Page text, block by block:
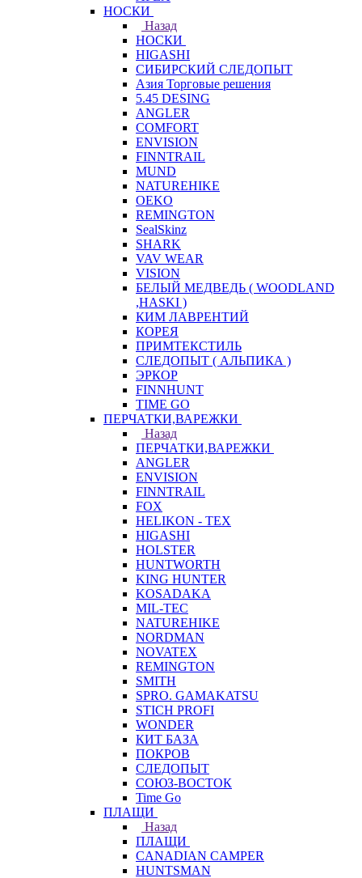
НОСКИ
Назад
НОСКИ
HIGASHI
СИБИРСКИЙ СЛЕДОПЫТ
Азия Торговые решения
5.45 DESING
ANGLER
COMFORT
ENVISION
FINNTRAIL
MUND
NATUREHIKE
OEKO
REMINGTON
SealSkinz
SHARK
VAV WEAR
VISION
БЕЛЫЙ МЕДВЕДЬ ( WOODLAND
,HASKI )
КИМ ЛАВРЕНТИЙ
КОРЕЯ
ПРИМТЕКСТИЛЬ
СЛЕДОПЫТ ( АЛЬПИКА )
ЭРКОР
FINNHUNT
TIME GO
ПЕРЧАТКИ,ВАРЕЖКИ
Назад
ПЕРЧАТКИ,ВАРЕЖКИ
ANGLER
ENVISION
FINNTRAIL
FOX
HELIKON - TEX
HIGASHI
HOLSTER
HUNTWORTH
KING HUNTER
KOSADAKA
MIL-TEC
NATUREHIKE
NORDMAN
NOVATEX
REMINGTON
SMITH
SPRO. GAMAKATSU
STICH PROFI
WONDER
КИТ БАЗА
ПОКРОВ
СЛЕДОПЫТ
СОЮЗ-ВОСТОК
Time Go
ПЛАЩИ
Назад
ПЛАЩИ
CANADIAN CAMPER
HUNTSMAN